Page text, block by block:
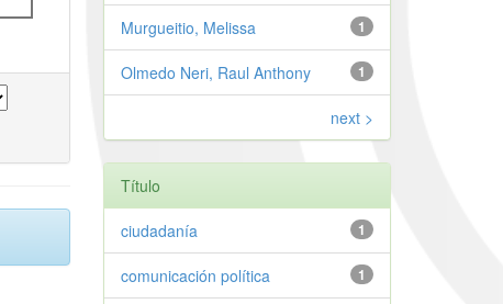
1
Murgueitio, Melissa
1
Olmedo Neri, Raul Anthony
next >
Título
1
ciudadanía
1
comunicación política